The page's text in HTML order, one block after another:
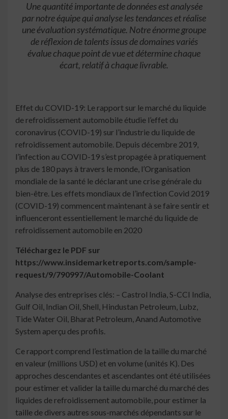
Une quantité importante de données est analysée
par notre équipe qui analyse les tendances et réalise
une évaluation systématique. Notre énorme groupe
de réflexion de talents issus de domaines variés
évalue chaque point de vue et détermine chaque
écart, relatif à chaque livrable.
Effet du COVID-19: Le rapport sur le marché du liquide
de refroidissement automobile étudie l’effet du
coronavirus (COVID-19) sur l’industrie du liquide de
refroidissement automobile. Depuis décembre 2019,
l’infection au COVID-19 s’est propagée à pratiquement
plus de 180 pays à travers le monde, l’Organisation
mondiale de la santé le déclarant une crise générale du
bien-être. Les effets mondiaux de l’infection Covid 2019
(COVID-19) commencent maintenant à se faire sentir et
influenceront essentiellement le marché du liquide de
refroidissement automobile en 2020
Téléchargez le PDF sur
https://www.insidemarketreports.com/sample-
request/9/790997/Automobile-Coolant
Analyse des entreprises clés: – Castrol India, S-CCI India,
Gulf Oil, Indian Oil, Shell, Hindustan Petroleum, Lubz,
Tide Water Oil, Bharat Petroleum, Anand Automotive
System aperçu des profils.
Ce rapport comprend l’estimation de la taille du marché
en valeur (millions USD) et en volume (unités K). Des
approches descendantes et ascendantes ont été utilisées
pour estimer et valider la taille du marché du marché des
liquides de refroidissement automobile, pour estimer la
taille de divers autres sous-marchés dépendants sur le